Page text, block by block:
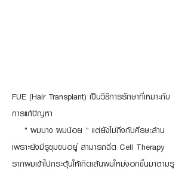
FUE (Hair Transplant) เป็นวิธีการรักษาที่เหมาะกับ
การแก้ปัญหา
" ผมบาง ผมน้อย " แต่ยังไม่ถึงกับศีรษะล้าน
เพราะยังมีรูขุมขนอยู่ สามารถฉีด Cell Therapy
รากผมเข้าไปกระตุ้นให้เกิดเส้นผมใหม่งอกขึ้นมาตามรู